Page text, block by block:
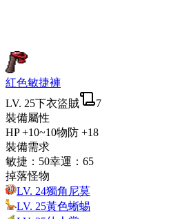
紅色敏捷褲
LV. 25下衣盜賊
7
裝備屬性
HP +10~10物防 +18
裝備需求
敏捷 ： 50幸運 ： 65
掉落怪物
LV. 24獨角尼莫
LV. 25黃色蜥蜴